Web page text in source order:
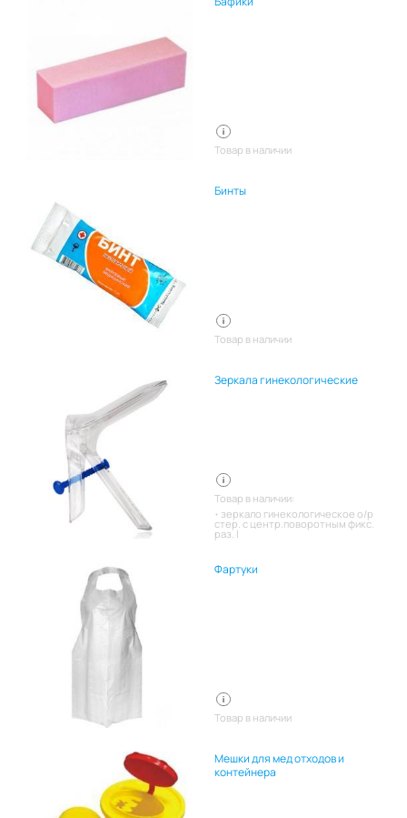
Товар в наличии
Бинты
Товар в наличии
Зеркала гинекологические
Товар в наличии:
зеркало гинекологическое о/р
стер. с центр.поворотным фикс.
раз. l
Фартуки
Товар в наличии
Мешки для мед отходов и
контейнера